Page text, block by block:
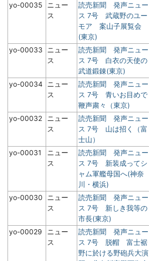
yo-00035
ニュー
ス
読売新聞 発声ニュー
ス 7号 武蔵野のユー
モア 案山子展覧会
(東京)
yo-00033
ニュー
ス
読売新聞 発声ニュー
ス 7号 白衣の天使の
武道鍛錬(東京)
yo-00034
ニュー
ス
読売新聞 発声ニュー
ス 7号 青いお目めで
鞭声粛々（東京)
yo-00032
ニュー
ス
読売新聞 発声ニュー
ス 7号 山は招く（富
士山）
yo-00031
ニュー
ス
読売新聞 発声ニュー
ス 7号 新装成ってシ
ャム軍艦母国へ(神奈
川・横浜)
yo-00030
ニュー
ス
読売新聞 発声ニュー
ス 7号 新しき我等の
市長(東京)
yo-00029
ニュー
ス
読売新聞 発声ニュー
ス 7号 脱帽 富士裾
野に於ける野砲兵大演